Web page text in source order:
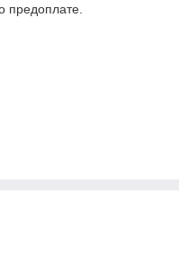
предоплате.